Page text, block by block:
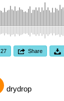
27 Share
drydrop